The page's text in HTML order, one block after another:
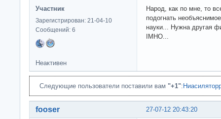
Участник
Зарегистрирован: 21-04-10
Сообщений: 6
Народ, как по мне, то
подогнать
науки... Нужна другая
IMHO...
Неактивен
Следующие пользователи поставили вам "+1":
27-07-12 20:43:20
fooser